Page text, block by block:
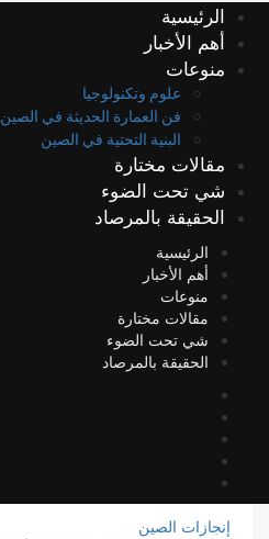
الرئيسية
أهم الأخبار
منوعات
علوم وتكنولوجيا
فن العمارة الحديثة في الصين
البنية التحتية في الصين
مقالات مختارة
شي تحت الضوء
الحقيقة بالمرصاد
الرئيسية
أهم الأخبار
منوعات
مقالات مختارة
شي تحت الضوء
الحقيقة بالمرصاد
إنجازات الصين